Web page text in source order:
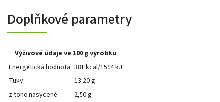
Doplňkové parametry
Výživové údaje ve 100 g výrobku
Energetická hodnota 381 kcal/1594 kJ
Tuky
13,20 g
z toho nasycené
2,50 g